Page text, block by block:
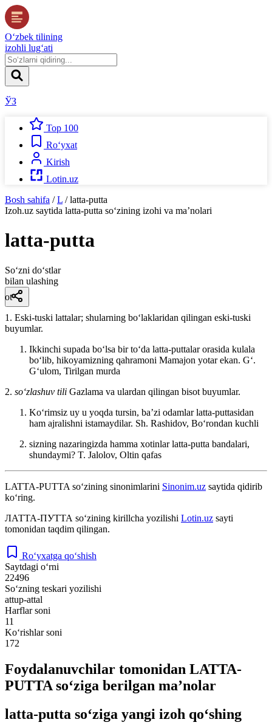
O‘zbek tilining
izohli lug‘ati
ЎЗ
Top 100
Ro‘yxat
Kirish
Lotin.uz
Bosh sahifa / L / latta-putta
Izoh.uz saytida latta-putta so‘zining izohi va ma’nolari
latta-putta
So‘zni do‘stlar
bilan ulashing
ot
1. Eski-tuski lattalar; shularning boʻlaklaridan qilingan eski-tuski
buyumlar.
Ikkinchi supada boʻlsa bir toʻda latta-puttalar orasida kulala
boʻlib, hikoyamizning qahramoni Mamajon yotar ekan. Gʻ.
Gʻulom, Tirilgan murda
2. so‘zlashuv tili Gazlama va ulardan qilingan bisot buyumlar.
Koʻrimsiz uy u yoqda tursin, baʼzi odamlar latta-puttasidan
ham ajralishni istamaydilar. Sh. Rashidov, Boʻrondan kuchli
sizning nazaringizda hamma xotinlar latta-putta bandalari,
shundaymi? T. Jalolov, Oltin qafas
LATTA-PUTTA so‘zining sinonimlarini Sinonim.uz saytida qidirib
ko‘ring.
ЛАТТА-ПУТТА so‘zining kirillcha yozilishi Lotin.uz sayti
tomonidan taqdim qilingan.
Ro‘yxatga qo‘shish
Saytdagi o‘rni
22496
So‘zning teskari yozilishi
attup-attal
Harflar soni
11
Ko‘rishlar soni
172
Foydalanuvchilar tomonidan LATTA-
PUTTA so‘ziga berilgan ma’nolar
latta-putta so‘ziga yangi izoh qo‘shing